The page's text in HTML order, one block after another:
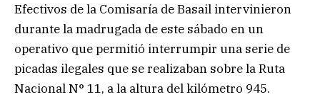
Efectivos de la Comisaría de Basail intervinieron
durante la madrugada de este sábado en un
operativo que permitió interrumpir una serie de
picadas ilegales que se realizaban sobre la Ruta
Nacional N° 11, a la altura del kilómetro 945.